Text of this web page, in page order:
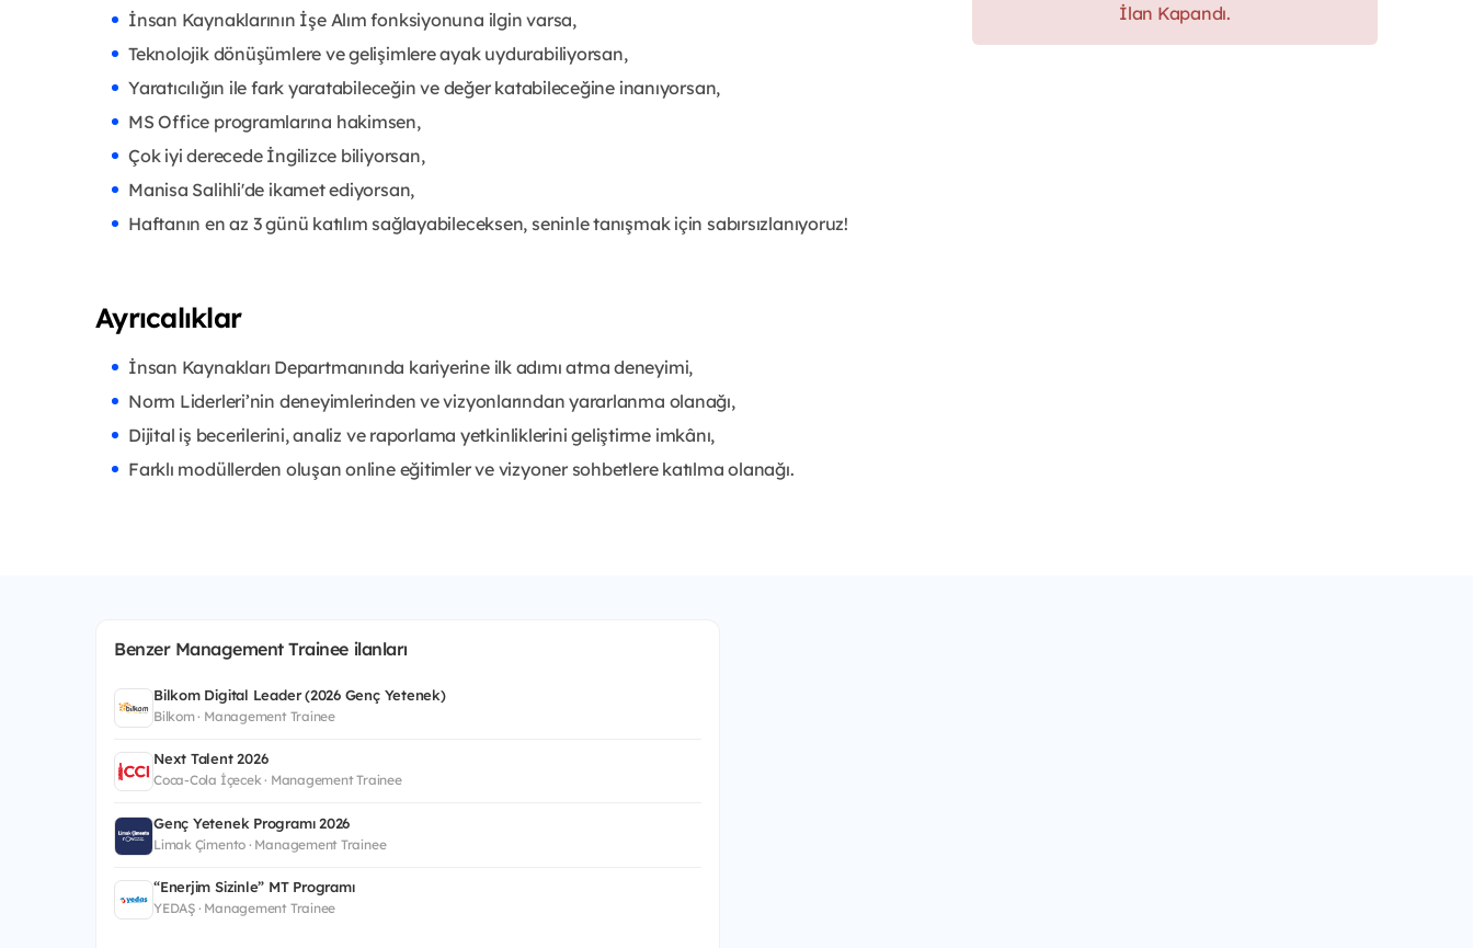
İnsan Kaynaklarının İşe Alım fonksiyonuna ilgin varsa,
Teknolojik dönüşümlere ve gelişimlere ayak uydurabiliyorsan,
Yaratıcılığın ile fark yaratabileceğin ve değer katabileceğine inanıyorsan,
MS Office programlarına hakimsen,
Çok iyi derecede İngilizce biliyorsan,
Manisa Salihli'de ikamet ediyorsan,
Haftanın en az 3 günü katılım sağlayabileceksen, seninle tanışmak için sabırsızlanıyoruz!
Ayrıcalıklar
İnsan Kaynakları Departmanında kariyerine ilk adımı atma deneyimi,
Norm Liderleri’nin deneyimlerinden ve vizyonlarından yararlanma olanağı,
Dijital iş becerilerini, analiz ve raporlama yetkinliklerini geliştirme imkânı,
Farklı modüllerden oluşan online eğitimler ve vizyoner sohbetlere katılma olanağı.
İlan Kapandı.
Benzer Management Trainee ilanları
Bilkom Digital Leader (2026 Genç Yetenek)
Bilkom · Management Trainee
Next Talent 2026
Coca-Cola İçecek · Management Trainee
Genç Yetenek Programı 2026
Limak Çimento · Management Trainee
“Enerjim Sizinle” MT Programı
YEDAŞ · Management Trainee